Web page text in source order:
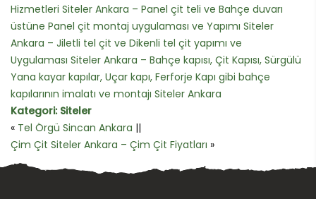
Hizmetleri Siteler Ankara – Panel çit teli ve Bahçe duvarı
üstüne Panel çit montaj uygulaması ve Yapımı Siteler
Ankara – Jiletli tel çit ve Dikenli tel çit yapımı ve
Uygulaması Siteler Ankara – Bahçe kapısı, Çit Kapısı, Sürgülü
Yana kayar kapılar, Uçar kapı, Ferforje Kapı gibi bahçe
kapılarının imalatı ve montajı Siteler Ankara
Kategori: Siteler
« Tel Örgü Sincan Ankara ||
Çim Çit Siteler Ankara – Çim Çit Fiyatları »